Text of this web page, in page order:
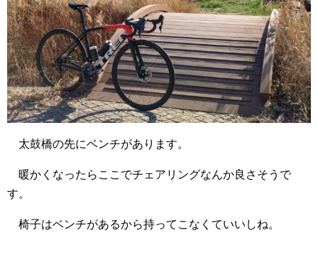
太鼓橋の先にベンチがあります。
暖かくなったらここでチェアリングなんか良さそうで
す。
椅子はベンチがあるから持ってこなくていいしね。